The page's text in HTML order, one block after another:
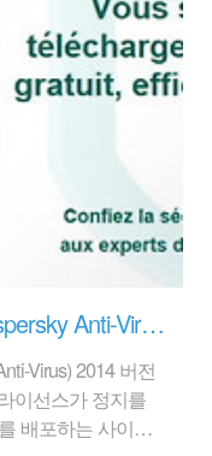
실인데... 윈도우
도 할 수 있고, 윈
단 똘82닷컴과는
(
도구 다운로드]
카스퍼스키 안티바이러스(Kaspersky Anti-Virus) 2015 3개월 무료
Virus) 2014 버전
이선스가 정지를
배포하는 사이트